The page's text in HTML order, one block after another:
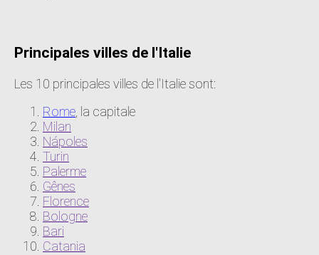
Principales villes de l'Italie
Les 10 principales villes de l'Italie sont:
Rome , la capitale
Milan
Nápoles
Turin
Palerme
Gênes
Florence
Bologne
Bari
Catania